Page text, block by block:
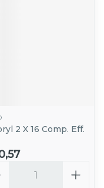
2 X 16 Comp. Eff.